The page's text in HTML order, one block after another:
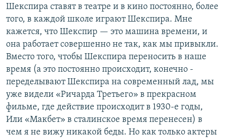
Шекспира ставят в театре и в кино постоянно, более
того, в каждой школе играют Шекспира. Мне
кажется, что Шекспир — это машина времени, и
она работает совершенно не так, как мы привыкли.
Вместо того, чтобы Шекспира переносить в наше
время (а это постоянно происходит, конечно -
переделывают Шекспира на современный лад, мы
уже видели «Ричарда Третьего» в прекрасном
фильме, где действие происходит в 1930-е годы,
Или «Макбет» в сталинское время перенесен) в
чем я не вижу никакой беды. Но как только актеры